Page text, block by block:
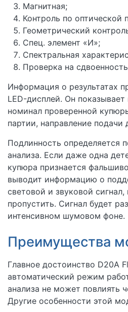
Магнитная;
Контроль по оптической
Геометрический
Спец. элемент «И»;
Спектральная
Проверка на сдвоенность
Информация о результатах
LED-дисплей. Он показывает
номинал проверенной
партии, направление подачи
Подлинность определяется
анализа. Если даже одна
купюра признается
выводит информацию о
световой и звуковой
пропустить. Сигнал будет
интенсивном шумовом фоне.
Преимущества
Главное достоинство D20A
автоматический режим
анализа не может повлиять
Другие особенности этой